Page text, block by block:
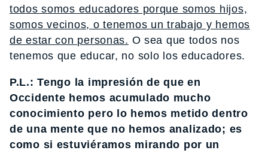
todos somos educadores porque somos hijos,
somos vecinos, o tenemos un trabajo y hemos
de estar con personas. O sea que todos nos
tenemos que educar, no solo los educadores.
P.L.: Tengo la impresión de que en
Occidente hemos acumulado mucho
conocimiento pero lo hemos metido dentro
de una mente que no hemos analizado; es
como si estuviéramos mirando por un